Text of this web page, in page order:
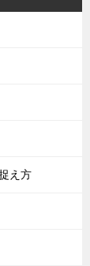
え方